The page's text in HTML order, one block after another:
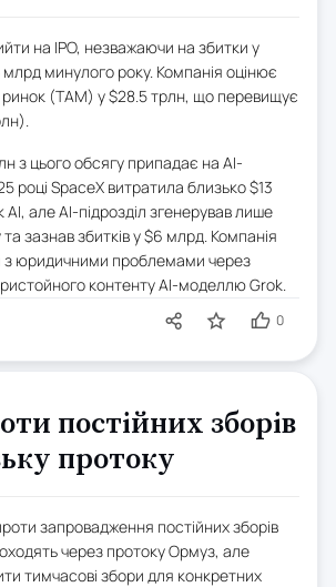
на IPO, незважаючи на збитки у
минулого року. Компанія оцінює
ринок (TAM) у $28.5 трлн, що перевищує
з цього обсягу припадає на AI-
році SpaceX витратила близько $13
але AI-підрозділ згенерував лише
зазнав збитків у $6 млрд. Компанія
з юридичними проблемами через
контенту AI-моделлю Grok.
0
постійних зборів
протоку
запровадження постійних зборів
через протоку Ормуз, але
тимчасові збори для конкретних